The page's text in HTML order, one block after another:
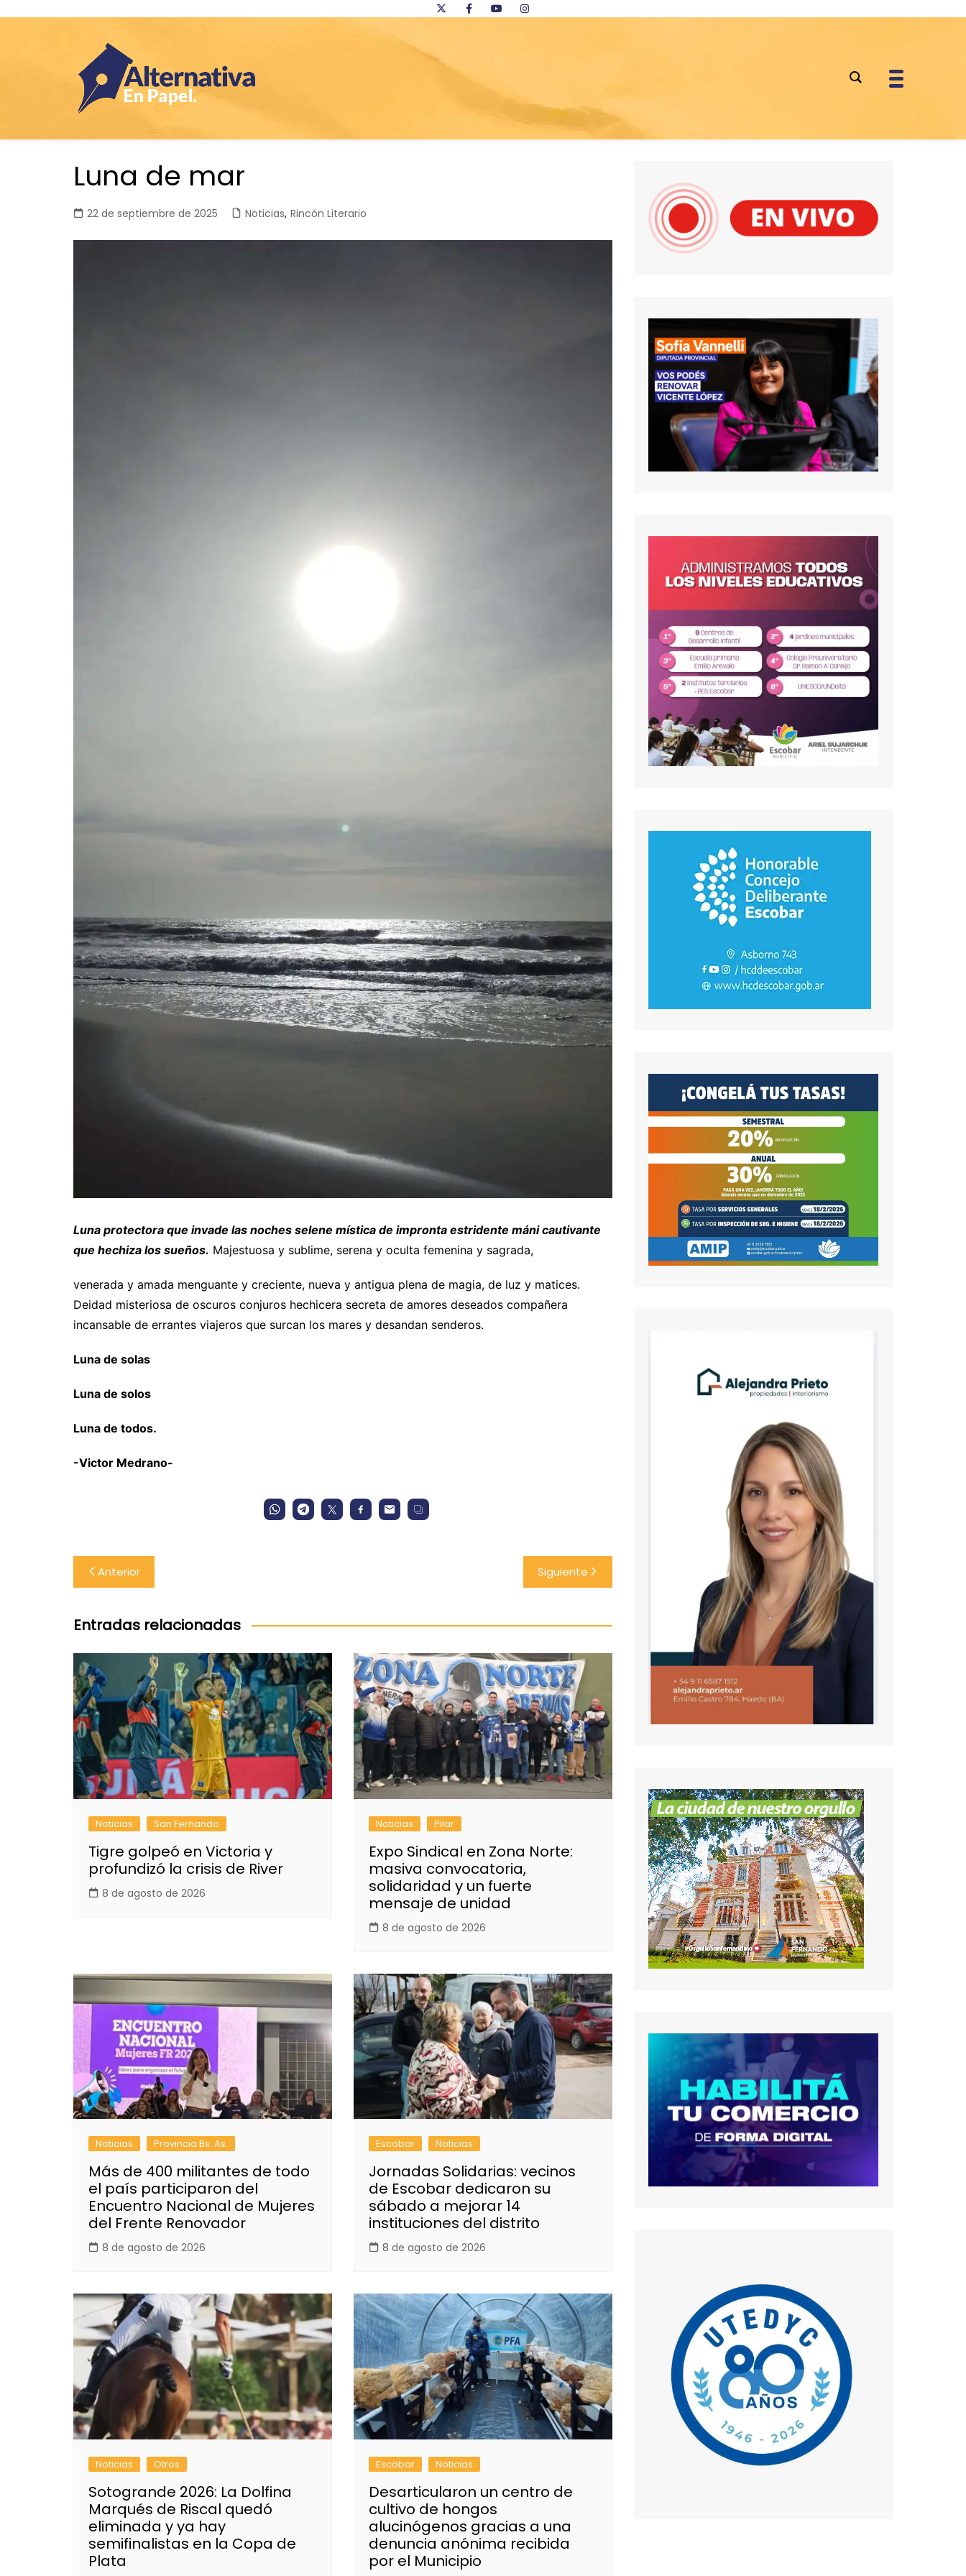
Luna de mar
22 de septiembre de 2025 Noticias, Rincón Literario
Luna protectora que invade las noches selene mística de impronta estridente máni cautivante
que hechiza los sueños. Majestuosa y sublime, serena y oculta femenina y sagrada,
venerada y amada menguante y creciente, nueva y antigua plena de magia, de luz y matices.
Deidad misteriosa de oscuros conjuros hechicera secreta de amores deseados compañera
incansable de errantes viajeros que surcan los mares y desandan senderos.
Luna de solas
Luna de solos
Luna de todos.
-Victor Medrano-
Navegación
de
entradas
Anterior Siguiente
Entradas relacionadas
Noticias San Fernando
Tigre golpeó en Victoria y
profundizó la crisis de River
8 de agosto de 2026
Noticias Pilar
Expo Sindical en Zona Norte:
masiva convocatoria,
solidaridad y un fuerte
mensaje de unidad
8 de agosto de 2026
Noticias Provincia Bs. As.
Más de 400 militantes de todo
el país participaron del
Encuentro Nacional de Mujeres
del Frente Renovador
8 de agosto de 2026
Escobar Noticias
Jornadas Solidarias: vecinos
de Escobar dedicaron su
sábado a mejorar 14
instituciones del distrito
8 de agosto de 2026
Noticias Otros
Sotogrande 2026: La Dolfina
Marqués de Riscal quedó
eliminada y ya hay
semifinalistas en la Copa de
Plata
Escobar Noticias
Desarticularon un centro de
cultivo de hongos
alucinógenos gracias a una
denuncia anónima recibida
por el Municipio